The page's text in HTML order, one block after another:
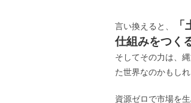
言い換えると、
仕組みをつく
そしてその力は、
た世界なのかもしれ
資源ゼロで市場を